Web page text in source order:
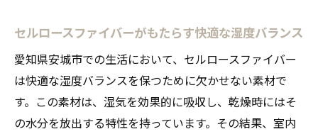
セルロースファイバーの高い湿度調整力
選ばれる理由：セルロースファイバーの効
能
湿度管理におけるセルロースファイバーの
優位性
セルロースファイバーがもたらす快適な湿度バランス
愛知県安城市での生活において、セルロースファイバー
は快適な湿度バランスを保つために欠かせない素材で
す。この素材は、湿気を効果的に吸収し、乾燥時にはそ
の水分を放出する特性を持っています。その結果、室内